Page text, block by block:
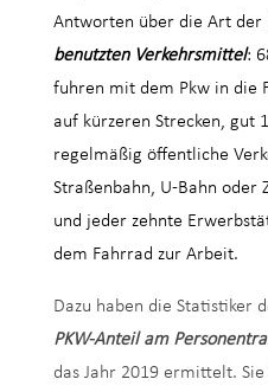
Antworten über die Art der
benutzten Verkehrsmittel:
fuhren mit dem Pkw in die
auf kürzeren Strecken, gut
regelmäßig öffentliche
Straßenbahn, U-Bahn oder
und jeder zehnte
dem Fahrrad zur Arbeit.
Dazu haben die Statistiker
PKW-Anteil am
das Jahr 2019 ermittelt.